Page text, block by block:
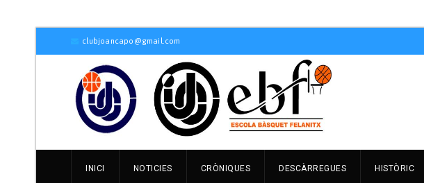
clubjoancapo@gmail.com
INICI NOTICIES CRÒNIQUES DESCÀRREGUES HISTÒRIC